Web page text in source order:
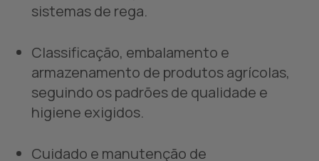
sistemas de rega.
Classificação, embalamento e
armazenamento de produtos agrícolas,
seguindo os padrões de qualidade e
higiene exigidos.
Cuidado e manutenção de